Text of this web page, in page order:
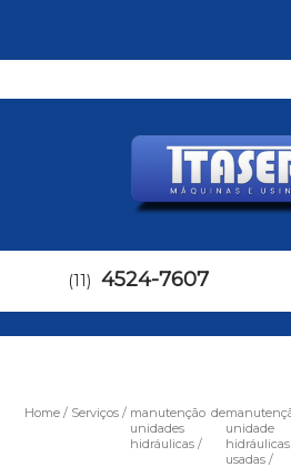
(11) 4524-7607
Home Serviços
manutenção de
unidades
hidráulicas
unidade
hidráulicas
usadas